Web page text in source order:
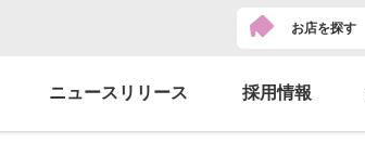
お店を探す
ニュースリリース 採用情報